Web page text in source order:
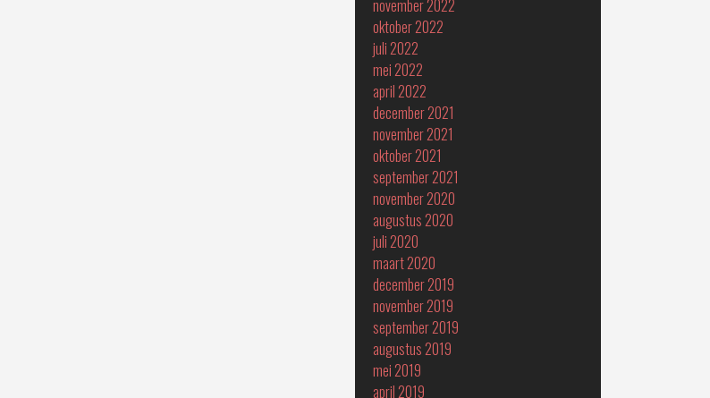
november 2022
oktober 2022
juli 2022
mei 2022
april 2022
december 2021
november 2021
oktober 2021
september 2021
november 2020
augustus 2020
juli 2020
maart 2020
december 2019
november 2019
september 2019
augustus 2019
mei 2019
april 2019